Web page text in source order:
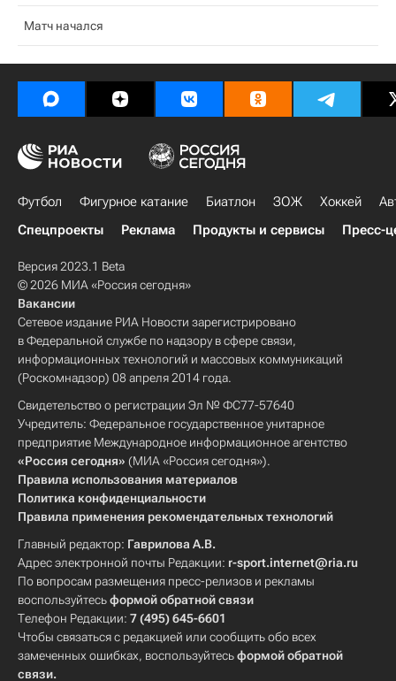
Матч начался
Футбол Фигурное катание Биатлон ЗОЖ Хоккей
Спецпроекты
Реклама Продукты и сервисы Пресс-
Версия 2023.1 Beta
© 2026 МИА «Россия сегодня»
Вакансии
Сетевое издание РИА Новости зарегистрировано
в Федеральной службе по надзору в сфере связи,
информационных технологий и массовых коммуникаций
(Роскомнадзор) 08 апреля 2014 года.
Свидетельство о регистрации Эл № ФС77-57640
Учредитель: Федеральное государственное унитарное
предприятие Международное информационное агентство
«Россия сегодня» (МИА «Россия сегодня»).
Правила использования материалов
Политика конфиденциальности
Правила применения рекомендательных технологий
Главный редактор: Гаврилова А.В.
Адрес электронной почты Редакции: r-sport.internet@ria.ru
По вопросам размещения пресс-релизов и рекламы
воспользуйтесьформой обратной связи
Телефон Редакции: 7 (495) 645-6601
Чтобы связаться с редакцией или сообщить обо всех
замеченных ошибках, воспользуйтесьформой обратной
связи.